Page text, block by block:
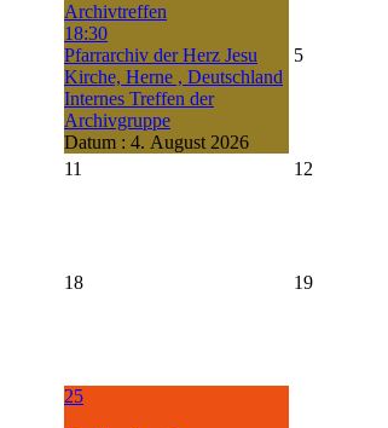
Archivtreffen
18:30
Pfarrarchiv der Herz Jesu
Kirche, Herne , Deutschland
Internes Treffen der
Archivgruppe
Datum : 4. August 2026
5
11 12
18 19
25